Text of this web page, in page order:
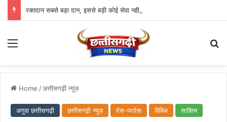
रक्तदान सबसे बड़ा दान, इससे बड़ी कोई सेवा नहीं – राज्यपाल डेका
Menu
Home /छत्तीसगढ़ी न्यूज़
अगुवा छत्तीसगढ़ी छत्तीसगढ़ी न्यूज़ देस-परदेस विविध साहित्य